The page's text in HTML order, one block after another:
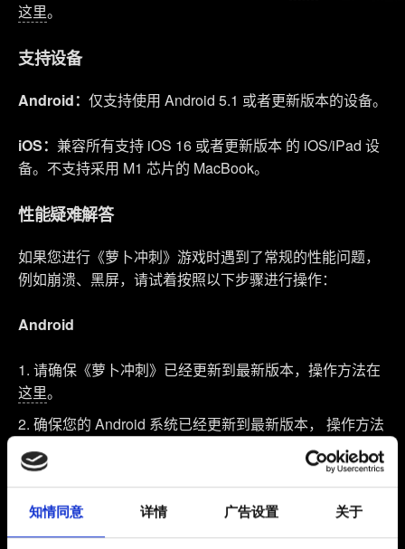
知情同意 详情 广告设置 关于
这里。
支持设备
Android： 仅支持使用 Android 5.1 或者更新版本的设备。
iOS： 兼容所有支持 iOS 16 或者更新版本 的 iOS/iPad 设
备。不支持采用 M1 芯片的 MacBook。
性能疑难解答
如果您进行《萝卜冲刺》游戏时遇到了常规的性能问题，
例如崩溃、黑屏，请试着按照以下步骤进行操作：
Android
请确保《萝卜冲刺》已经更新到最新版本，操作方法在
这里。
确保您的 Android 系统已经更新到最新版本， 操作方法
在这里
关闭后台运行的其它应用程序，
解释操作方法。
重启您的设备。
尝试重新安装游戏。请注意，这样会清除您保存在本地